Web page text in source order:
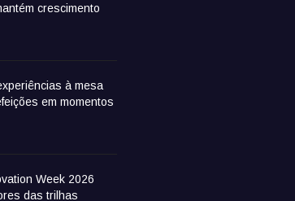
crescimento
à mesa
em momentos
Week 2026
das trilhas